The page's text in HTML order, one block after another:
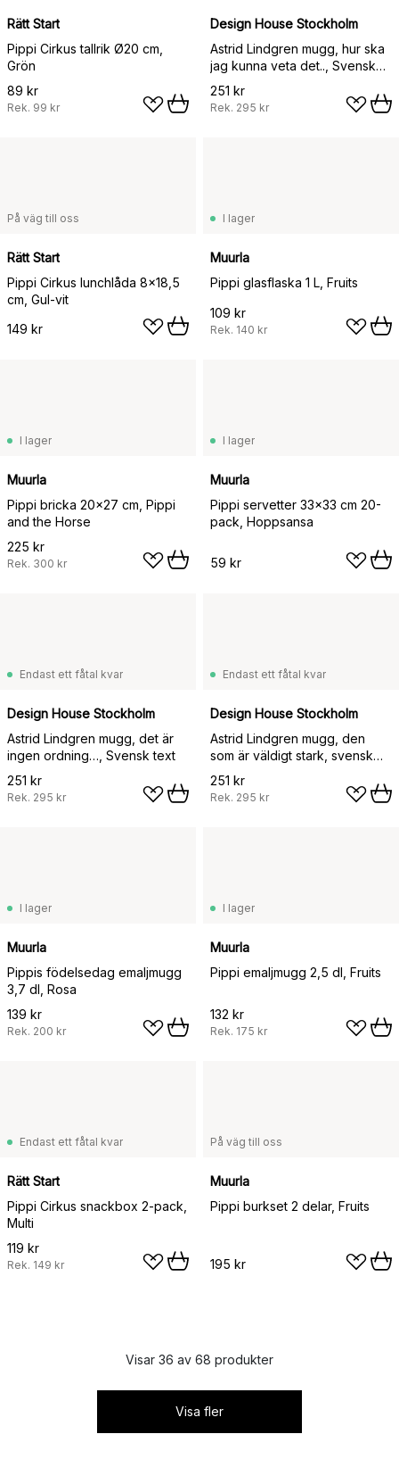
Rätt Start
Pippi Cirkus tallrik Ø20 cm,
Grön
89 kr
Rek. 99 kr
Design House Stockholm
Astrid Lindgren mugg, hur ska
jag kunna veta det.., Svensk
text
251 kr
Rek. 295 kr
På väg till oss
Rätt Start
Pippi Cirkus lunchlåda 8x18,5
cm, Gul-vit
149 kr
I lager
Muurla
Pippi glasflaska 1 L, Fruits
109 kr
Rek. 140 kr
I lager
Muurla
Pippi bricka 20x27 cm, Pippi
and the Horse
225 kr
Rek. 300 kr
I lager
Muurla
Pippi servetter 33x33 cm 20-
pack, Hoppsansa
59 kr
Endast ett fåtal kvar
Design House Stockholm
Astrid Lindgren mugg, det är
ingen ordning…, Svensk text
251 kr
Rek. 295 kr
Endast ett fåtal kvar
Design House Stockholm
Astrid Lindgren mugg, den
som är väldigt stark, svensk
text
251 kr
Rek. 295 kr
I lager
Muurla
Pippis födelsedag emaljmugg
3,7 dl, Rosa
139 kr
Rek. 200 kr
I lager
Muurla
Pippi emaljmugg 2,5 dl, Fruits
132 kr
Rek. 175 kr
Endast ett fåtal kvar
Rätt Start
Pippi Cirkus snackbox 2-pack,
Multi
119 kr
Rek. 149 kr
På väg till oss
Muurla
Pippi burkset 2 delar, Fruits
195 kr
Visar 36 av 68 produkter
Visa fler